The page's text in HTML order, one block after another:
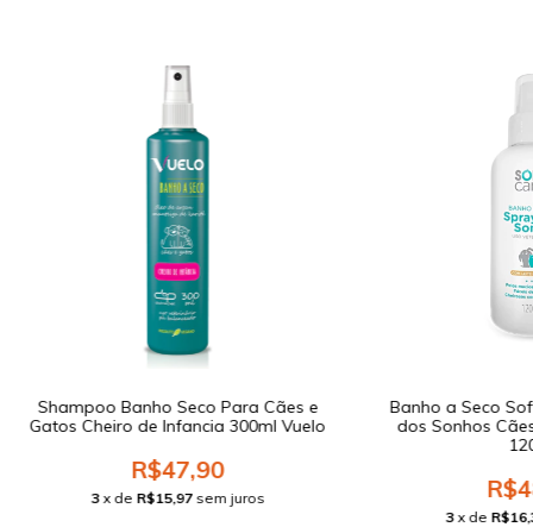
Shampoo Banho Seco Para Cães e
Gatos Cheiro de Infancia 300ml Vuelo
R$47,90
3 x de R$15,97 sem juros
Banho a Seco
dos Sonhos
3 x de